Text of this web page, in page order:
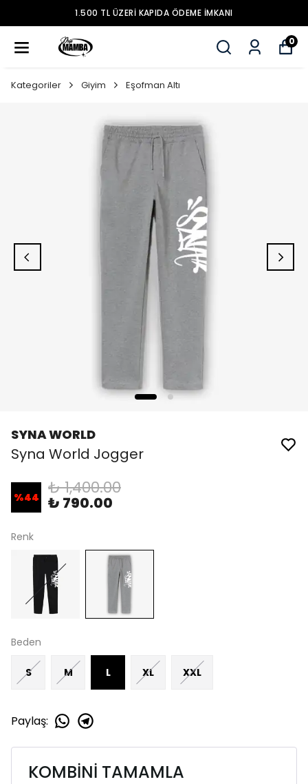
ÖDEME İMKANI
0
Kategoriler Giyim Eşofman Altı
SYNA WORLD
Syna World Jogger
%44 ₺ 1,400.00
₺ 790.00
Renk
Beden
S M L XL XXL
Paylaş:
KOMBİNİ TAMAMLA